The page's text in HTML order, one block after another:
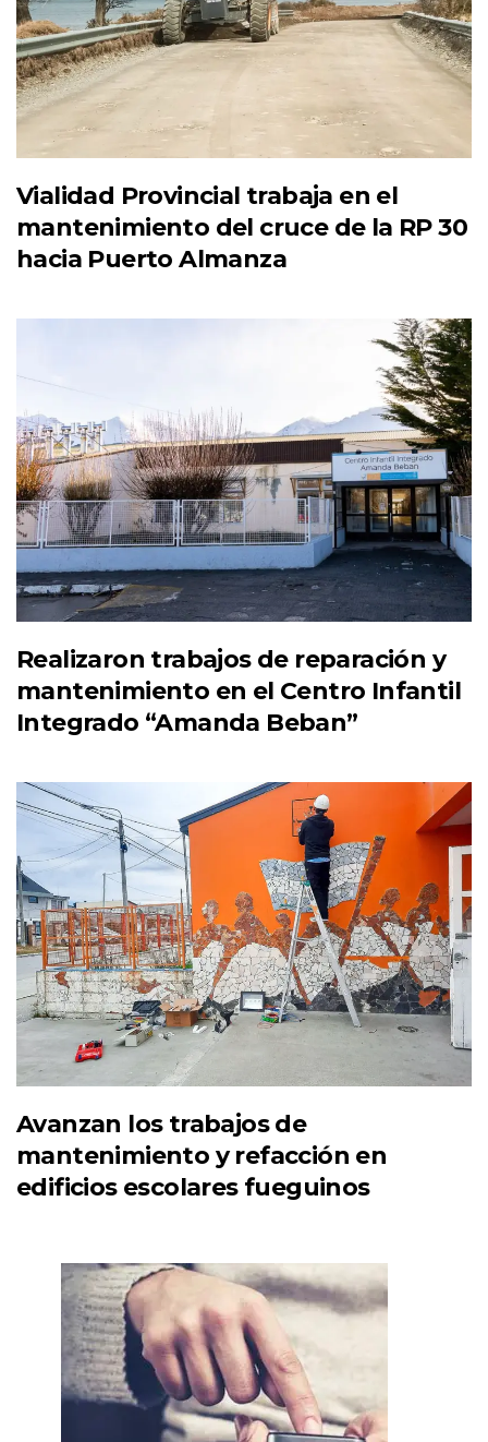
Vialidad Provincial trabaja en el
mantenimiento del cruce de la RP 30
hacia Puerto Almanza
Realizaron trabajos de reparación y
mantenimiento en el Centro Infantil
Integrado “Amanda Beban”
Avanzan los trabajos de
mantenimiento y refacción en
edificios escolares fueguinos